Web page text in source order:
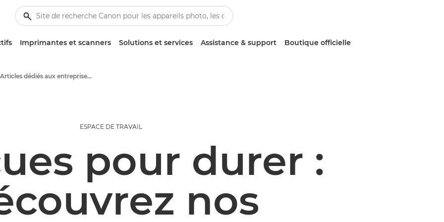
Imprimantes et scanners Solutions et services Assistance & support Boutique officielle
Articles dédiés aux entreprises et aux professionnels
ESPACE DE TRAVAIL
pour durer :
nos